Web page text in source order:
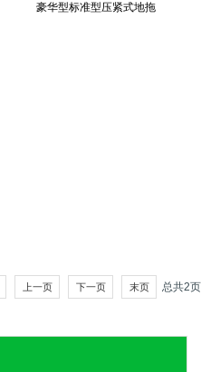
豪华型标准型压紧式地拖
上一页 下一页 末页 总共2页